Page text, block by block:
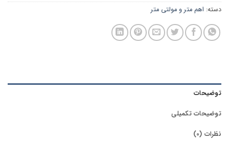
دسته: اهم متر و مولتی متر
توضیحات
توضیحات تکمیلی
نظرات (0)